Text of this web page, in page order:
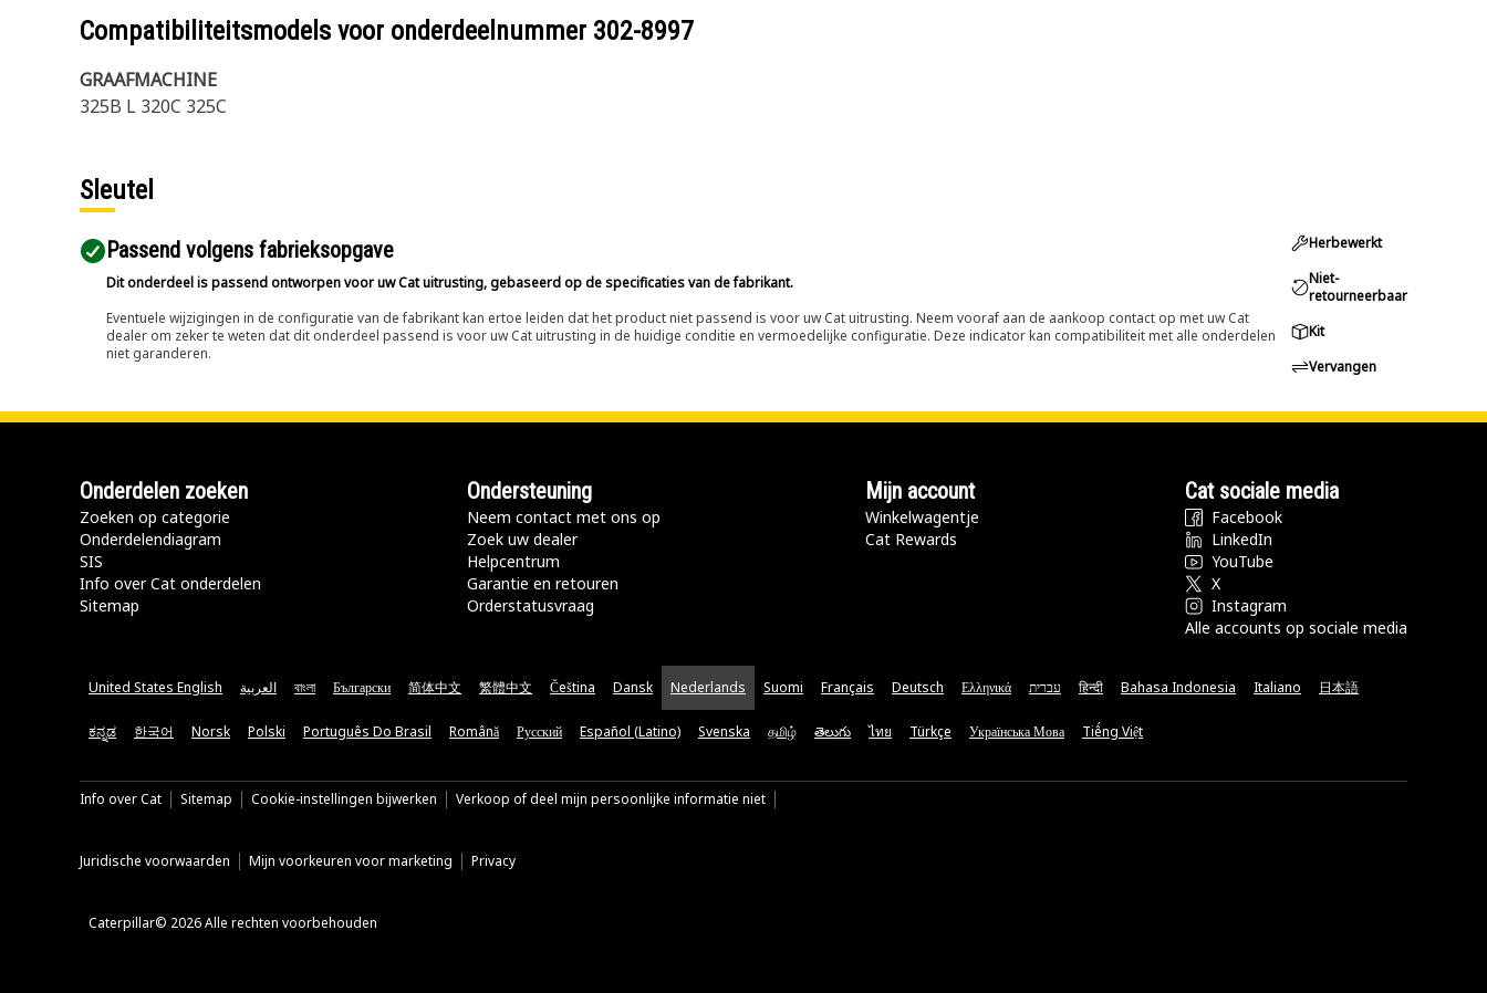
Compatibiliteitsmodels voor onderdeelnummer 302-8997
GRAAFMACHINE
325B L 320C 325C
Sleutel
Passend volgens fabrieksopgave
Dit onderdeel is passend ontworpen voor uw Cat uitrusting, gebaseerd op de specificaties van de fabrikant.
Eventuele wijzigingen in de configuratie van de fabrikant kan ertoe leiden dat het product niet passend is voor uw Cat uitrusting. Neem vooraf aan de aankoop contact op met uw Cat
dealer om zeker te weten dat dit onderdeel passend is voor uw Cat uitrusting in de huidige conditie en vermoedelijke configuratie. Deze indicator kan compatibiliteit met alle onderdelen
niet garanderen.
Herbewerkt
Niet-
retourneerbaar
Kit
Vervangen
Onderdelen zoeken
Zoeken op categorie
Onderdelendiagram
SIS
Info over Cat onderdelen
Sitemap
Ondersteuning
Neem contact met ons op
Zoek uw dealer
Helpcentrum
Garantie en retouren
Orderstatusvraag
Mijn account
Winkelwagentje
Cat Rewards
Cat sociale media
Facebook
LinkedIn
YouTube
X
Instagram
Alle accounts op sociale media
United States English العربية বাংলা Български 简体中文 繁體中文 Čeština Dansk Nederlands Suomi Français Deutsch Ελληνικά עברית हिन्दी Bahasa Indonesia Italiano 日本語
ಕನ್ನಡ 한국어 Norsk Polski Português Do Brasil Română Русский Español (Latino) Svenska தமிழ் తెలుగు ไทย Türkçe Українська Мова Tiếng Việt
Info over Cat Sitemap Cookie-instellingen bijwerken Verkoop of deel mijn persoonlijke informatie niet
Juridische voorwaarden Mijn voorkeuren voor marketing Privacy
Caterpillar© 2026 Alle rechten voorbehouden